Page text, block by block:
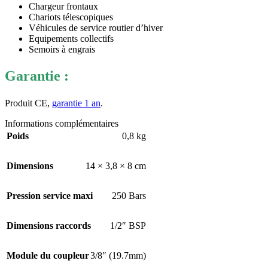
Chargeur frontaux
Chariots télescopiques
Véhicules de service routier d’hiver
Equipements collectifs
Semoirs à engrais
Garantie :
Produit CE, garantie 1 an.
Informations complémentaires
Poids
0,8 kg
Dimensions 14 × 3,8 × 8 cm
Pression service maxi 250 Bars
Dimensions raccords 1/2″ BSP
Module du coupleur3/8″ (19.7mm)